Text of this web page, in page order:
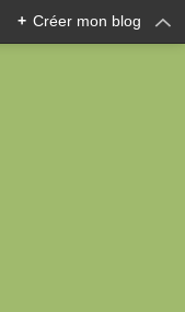
+ Créer mon blog